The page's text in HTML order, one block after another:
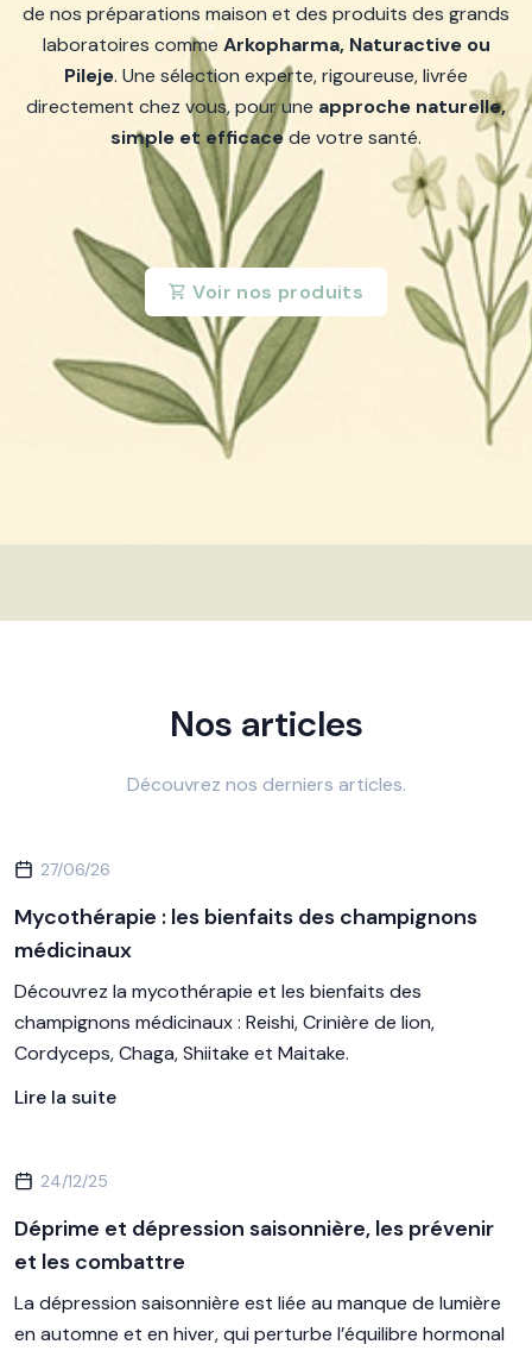
de nos préparations maison et des produits des grands
laboratoires comme Arkopharma, Naturactive ou
Pileje. Une sélection experte, rigoureuse, livrée
directement chez vous, pour une approche naturelle,
simple et efficacede votre santé.
Voir nos produits
Nos articles
Découvrez nos derniers articles.
27/06/26
Mycothérapie : les bienfaits des champignons
médicinaux
Découvrez la mycothérapie et les bienfaits des
champignons médicinaux : Reishi, Crinière de lion,
Cordyceps, Chaga, Shiitake et Maitake.
Lire la suite
24/12/25
Déprime et dépression saisonnière, les prévenir
et les combattre
La dépression saisonnière est liée au manque de lumière
en automne et en hiver, qui perturbe l’équilibre hormonal